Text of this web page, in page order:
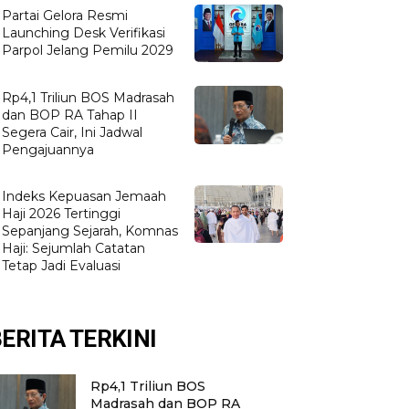
Partai Gelora Resmi
Launching Desk Verifikasi
Parpol Jelang Pemilu 2029
Rp4,1 Triliun BOS Madrasah
dan BOP RA Tahap II
Segera Cair, Ini Jadwal
Pengajuannya
Indeks Kepuasan Jemaah
Haji 2026 Tertinggi
Sepanjang Sejarah, Komnas
Haji: Sejumlah Catatan
Tetap Jadi Evaluasi
TERKINI
Rp4,1 Triliun BOS
Madrasah dan BOP RA